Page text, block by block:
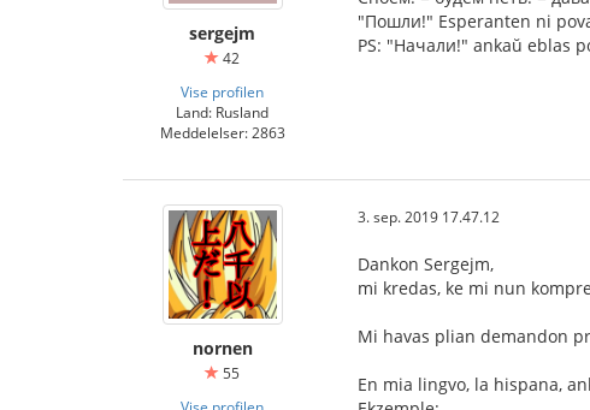
sergejm
42
Vise profilen
Land: Rusland
Meddelelser: 2863
"Пошли!" Esperanten ni
PS: "Начали!" ankaŭ eblas
nornen
55
3. sep. 2019 17.47.12
Dankon Sergejm,
mi kredas, ke mi nun
Mi havas plian demandon
En mia lingvo, la hispana,